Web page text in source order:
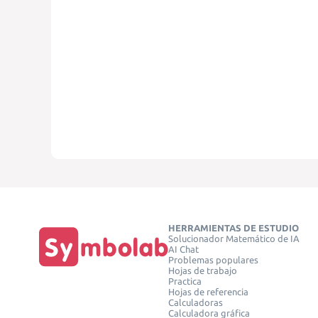
HERRAMIENTAS DE ESTUDIO
Solucionador Matemático de IA
AI Chat
Problemas populares
Hojas de trabajo
Practica
Hojas de referencia
Calculadoras
Calculadora gráfica